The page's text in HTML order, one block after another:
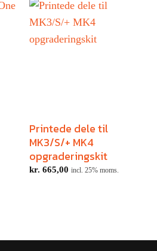
Printede dele til
MK3/S/+ MK4
opgraderingskit
kr. 665,00 incl. 25% moms.